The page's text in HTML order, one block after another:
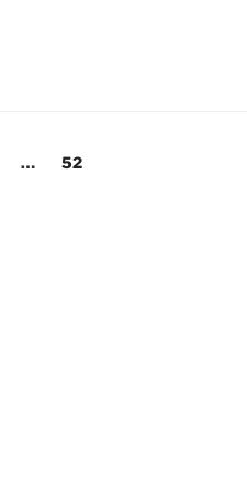
… Pagina
52